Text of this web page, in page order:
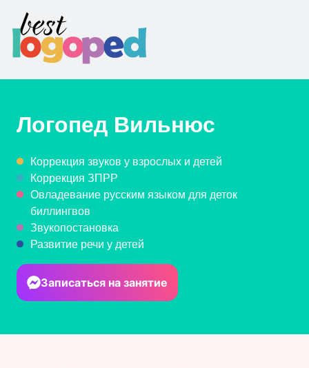
Логопед Вильнюс
Коррекция звуков у взрослых и детей
Коррекция ЗПРР
Овладевание русским языком для деток
биллингвов
Звукопостановка
Развитие речи у детей
Записаться на занятие